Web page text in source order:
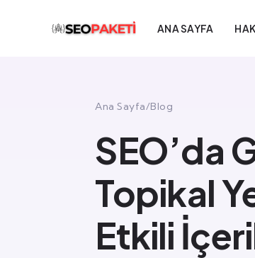
ANA SAYFA
Ana Sayfa/Blog
SEO’da
Topikal
Etkili